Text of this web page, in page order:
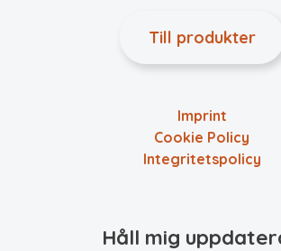
Till produkter
Imprint
Cookie Policy
Integritets­policy
Håll mig